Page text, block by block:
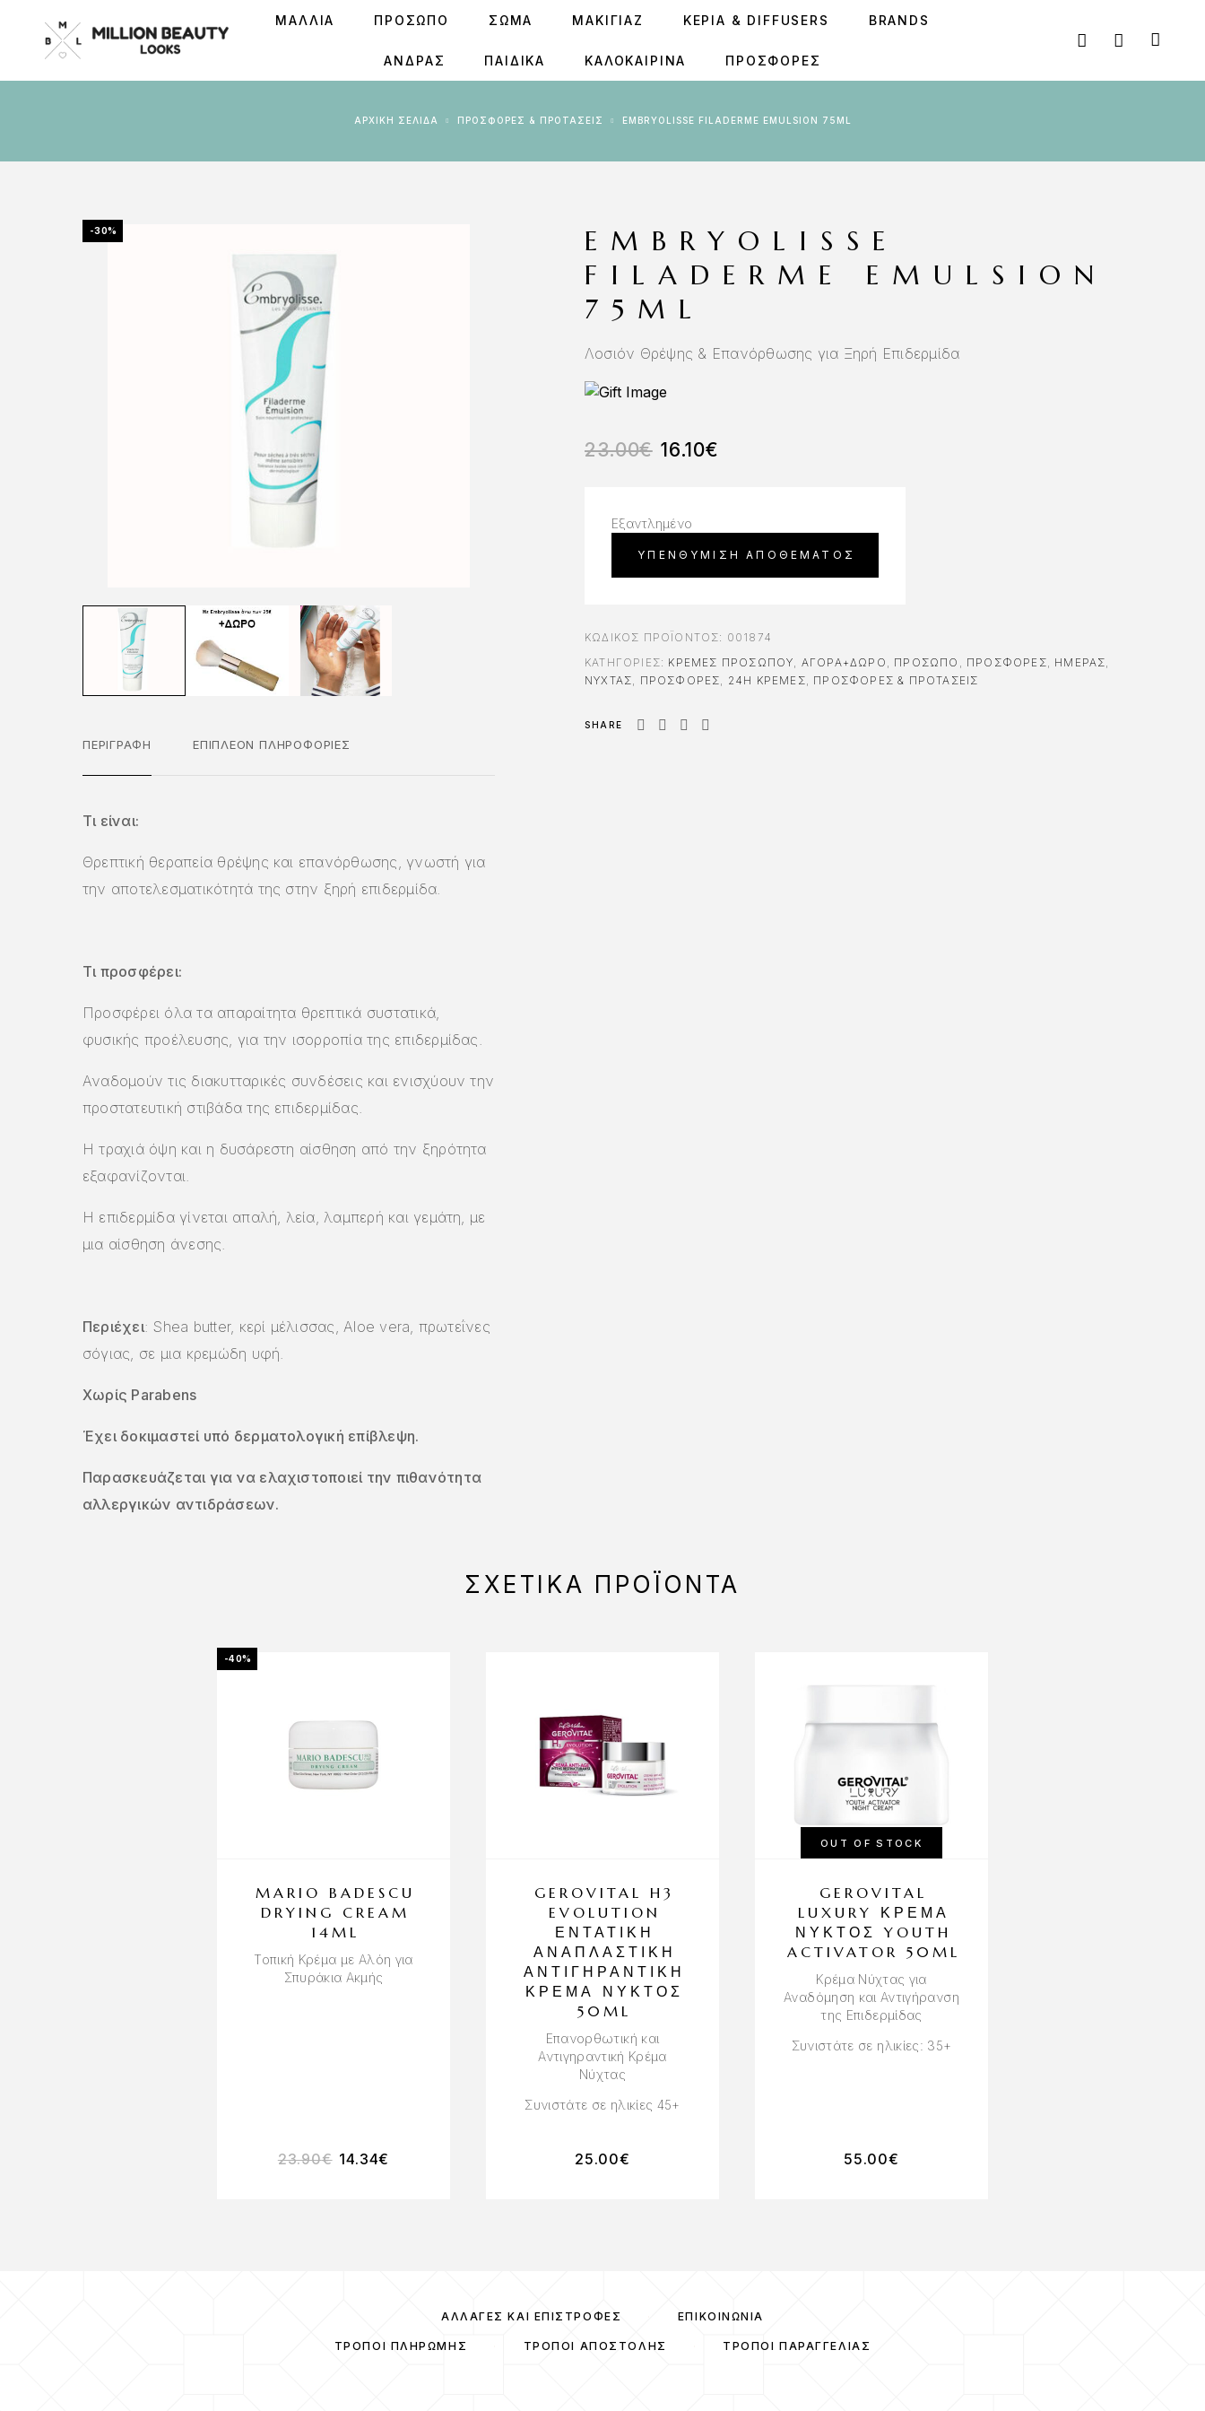
ΜΑΛΛΙΑ ΠΡΟΣΩΠΟ ΣΩΜΑ ΜΑΚΙΓΙΑΖ ΚΕΡΙΆ & DIFFUSERS BRANDS
ΆΝΔΡΑΣ ΠΑΙΔΙΚΑ ΚΑΛΟΚΑΙΡΙΝΑ ΠΡΟΣΦΟΡΕΣ
ΑΡΧΙΚΉ ΣΕΛΊΔΑ ΠΡΟΣΦΟΡΕΣ & ΠΡΟΤΑΣΕΙΣ EMBRYOLISSE FILADERME EMULSION 75ML
-30%
ΠΕΡΙΓΡΑΦΉ ΕΠΙΠΛΈΟΝ ΠΛΗΡΟΦΟΡΊΕΣ
Τι είναι:
Θρεπτική θεραπεία θρέψης και επανόρθωσης, γνωστή για
την αποτελεσματικότητά της στην ξηρή επιδερμίδα.
Τι προσφέρει:
Προσφέρει όλα τα απαραίτητα θρεπτικά συστατικά,
φυσικής προέλευσης, για την ισορροπία της επιδερμίδας.
Αναδομούν τις διακυτταρικές συνδέσεις και ενισχύουν την
προστατευτική στιβάδα της επιδερμίδας.
Η τραχιά όψη και η δυσάρεστη αίσθηση από την ξηρότητα
εξαφανίζονται.
Η επιδερμίδα γίνεται απαλή, λεία, λαμπερή και γεμάτη, με
μια αίσθηση άνεσης.
Περιέχει: Shea butter, κερί μέλισσας, Aloe vera, πρωτεΐνες
σόγιας, σε μια κρεμώδη υφή.
Χωρίς Parabens
Έχει δοκιμαστεί υπό δερματολογική επίβλεψη.
Παρασκευάζεται για να ελαχιστοποιεί την πιθανότητα
αλλεργικών αντιδράσεων.
EMBRYOLISSE
FILADERME EMULSION
75ML
Λοσιόν Θρέψης & Επανόρθωσης για Ξηρή Επιδερμίδα
23.00€ 16.10€
Εξαντλημένο
ΚΩΔΙΚΌΣ ΠΡΟΪΌΝΤΟΣ: 001874
ΚΑΤΗΓΟΡΊΕΣ: ΚΡΈΜΕΣ ΠΡΟΣΏΠΟΥ, ΑΓΟΡΆ+ΔΏΡΟ , ΠΡΟΣΩΠΟ , ΠΡΟΣΦΟΡΈΣ, ΗΜΈΡΑΣ,
ΝΎΧΤΑΣ, ΠΡΟΣΦΟΡΈΣ, 24H ΚΡΈΜΕΣ, ΠΡΟΣΦΟΡΕΣ & ΠΡΟΤΑΣΕΙΣ
SHARE
ΣΧΕΤΙΚΆ ΠΡΟΪΌΝΤΑ
-40%
MARIO BADESCU
DRYING CREAM
14ML
Τοπική Κρέμα με Αλόη για
Σπυράκια Ακμής
23.90€ 14.34€
GEROVITAL H3
EVOLUTION
ΕΝΤΑΤΙΚΉ
ΑΝΑΠΛΑΣΤΙΚΉ
ΑΝΤΙΓΗΡΑΝΤΙΚΉ
ΚΡΈΜΑ ΝΥΚΤΌΣ
50ML
Επανορθωτική και
Αντιγηραντική Κρέμα
Νύχτας
Συνιστάτε σε ηλικίες 45+
25.00€
OUT OF STOCK
GEROVITAL
LUXURY ΚΡΈΜΑ
ΝΥΚΤΌΣ YOUTH
ACTIVATOR 50ML
Κρέμα Νύχτας για
Αναδόμηση και Αντιγήρανση
της Επιδερμίδας
Συνιστάτε σε ηλικίες: 35+
55.00€
ΑΛΛΑΓΈΣ ΚΑΙ ΕΠΙΣΤΡΟΦΈΣ ΕΠΙΚΟΙΝΩΝΊΑ
ΤΡΌΠΟΙ ΠΛΗΡΩΜΉΣ ΤΡΌΠΟΙ ΑΠΟΣΤΟΛΉΣ ΤΡΌΠΟΙ ΠΑΡΑΓΓΕΛΊΑΣ